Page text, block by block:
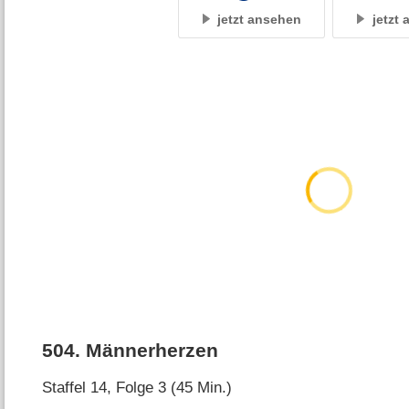
jetzt ansehen jetzt
504. Männerherzen
Staffel 14, Folge 3 (45 Min.)